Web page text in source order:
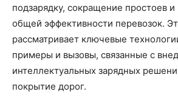
подзарядку, сокращение простоев
общей эффективности перевозок.
рассматривает ключевые
примеры и вызовы, связанные с
интеллектуальных зарядных
покрытие дорог.